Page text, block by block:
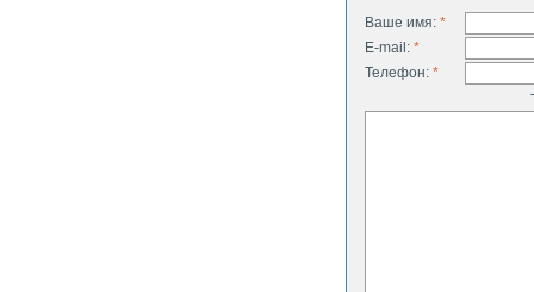
Ваше имя: *
E-mail: *
Телефон: *